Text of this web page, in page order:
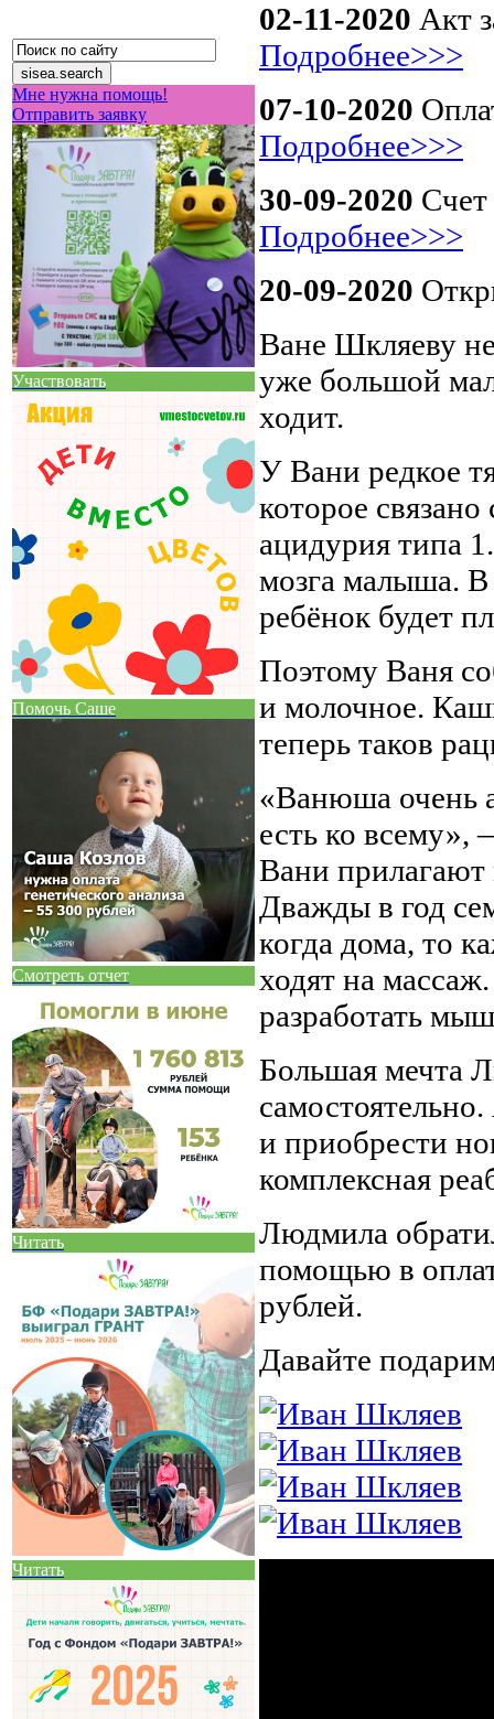
Мне нужна помощь!
Отправить заявку
Участвовать
Помочь Саше
Смотреть отчет
Читать
Читать
02-11-2020 Акт
Подробнее>>>
07-10-2020
Подробнее>>>
30-09-2020
Подробнее>>>
20-09-2020
Ване Шкляеву
уже большой
ходит.
У Вани редкое
которое
ацидурия типа
мозга малыша. В
ребёнок будет
Поэтому Ваня
и молочное.
теперь таков
«Ванюша очень
есть ко
Вани
Дважды в год
когда дома, то
ходят на
разработать
Большая мечта
и приобрести
комплексная
Людмила
помощью в
рублей.
Давайте